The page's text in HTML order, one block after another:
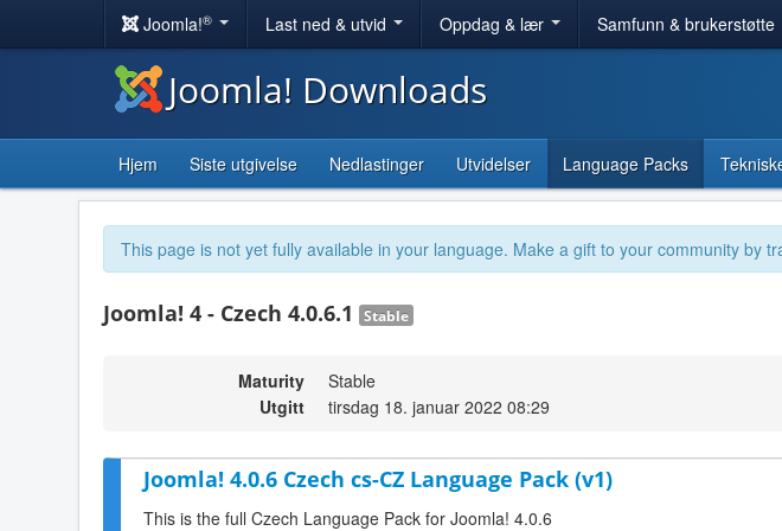
Joomla!® Last ned & utvid Oppdag & lær Samfunn & brukerstøtte
Joomla! Downloads
Hjem Siste utgivelse Nedlastinger Utvidelser Language Packs
This page is not yet fully available in your language. Make a gift to your community by
Joomla! 4 - Czech 4.0.6.1 Stable
Maturity
Stable
Utgitt
tirsdag 18. januar 2022 08:29
Joomla! 4.0.6 Czech cs-CZ Language Pack (v1)
This is the full Czech Language Pack for Joomla! 4.0.6